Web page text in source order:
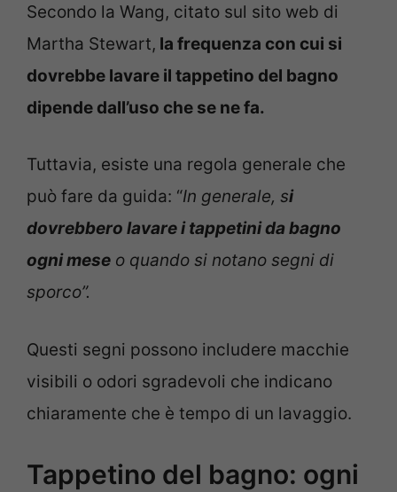
Secondo la Wang, citato sul sito web di
Martha Stewart, la frequenza con cui si
dovrebbe lavare il tappetino del bagno
dipende dall’uso che se ne fa.
Tuttavia, esiste una regola generale che
può fare da guida: “In generale, si
dovrebbero lavare i tappetini da bagno
ogni mese o quando si notano segni di
sporco”.
Questi segni possono includere macchie
visibili o odori sgradevoli che indicano
chiaramente che è tempo di un lavaggio.
Tappetino del bagno: ogni